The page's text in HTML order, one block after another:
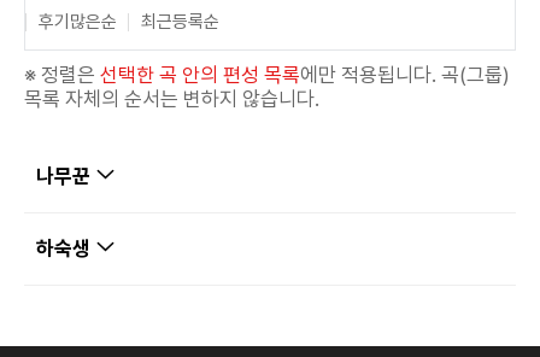
후기많은순 최근등록순
※ 정렬은 선택한 곡 안의 편성 목록에만 적용됩니다. 곡(그룹)
목록 자체의 순서는 변하지 않습니다.
나무꾼
하숙생